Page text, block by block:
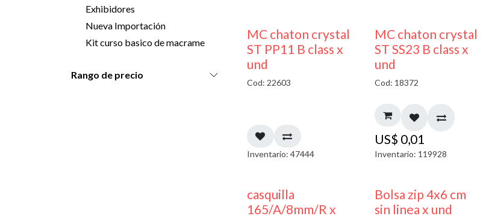
Exhibidores
Nueva Importación
Kit curso basico de macrame
Rango de precio
MC chaton crystal
ST PP11 B class x
und
Cod: 22603
Inventario: 47444
MC chaton crystal
ST SS23 B class x
und
Cod: 18372
US$ 0,01
Inventario: 119928
casquilla
165/A/8mm/R x
Bolsa zip 4x6 cm
sin linea x und